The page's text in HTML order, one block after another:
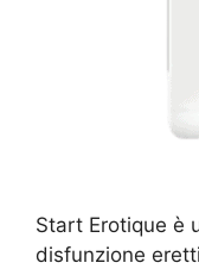
Start Erotique è
disfunzione